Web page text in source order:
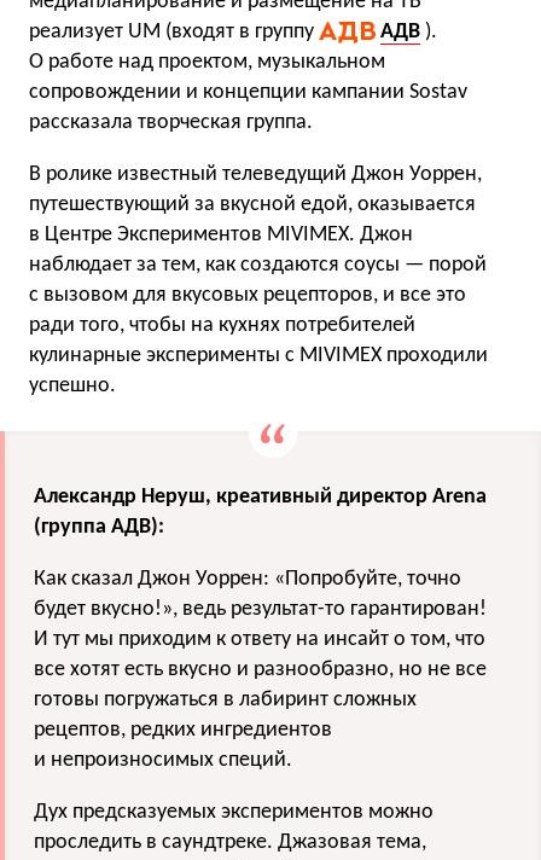
реализует UM (входят в группу
АДВ ).
О работе над проектом, музыкальном
сопровождении и концепции кампании Sostav
рассказала творческая группа.
В ролике известный телеведущий Джон Уоррен,
путешествующий за вкусной едой, оказывается
в Центре Экспериментов MIVIMEX. Джон
наблюдает за тем, как создаются соусы — порой
с вызовом для вкусовых рецепторов, и все это
ради того, чтобы на кухнях потребителей
кулинарные эксперименты с MIVIMEX проходили
успешно.
Александр Неруш, креативный директор Arena
(группа АДВ):
Как сказал Джон Уоррен: «Попробуйте, точно
будет вкусно!», ведь результат-то гарантирован!
И тут мы приходим к ответу на инсайт о том, что
все хотят есть вкусно и разнообразно, но не все
готовы погружаться в лабиринт сложных
рецептов, редких ингредиентов
и непроизносимых специй.
Дух предсказуемых экспериментов можно
проследить в саундтреке. Джазовая тема,